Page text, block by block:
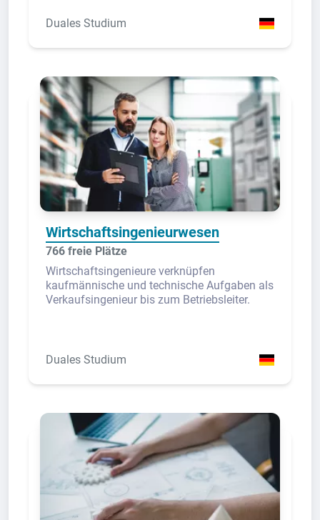
Duales Studium
Wirtschaftsingenieurwesen
766 freie Plätze
Wirtschaftsingenieure verknüpfen
kaufmännische und technische Aufgaben als
Verkaufsingenieur bis zum Betriebsleiter.
Duales Studium